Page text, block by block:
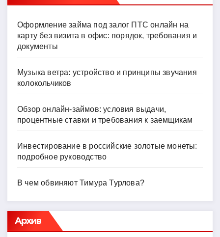
Оформление займа под залог ПТС онлайн на
карту без визита в офис: порядок, требования и
документы
Музыка ветра: устройство и принципы звучания
колокольчиков
Обзор онлайн-займов: условия выдачи,
процентные ставки и требования к заемщикам
Инвестирование в российские золотые монеты:
подробное руководство
В чем обвиняют Тимура Турлова?
Архив